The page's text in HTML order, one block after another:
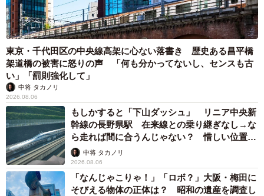
東京・千代田区の中央線高架に心ない落書き 歴史ある昌平橋
架道橋の被害に怒りの声 「何も分かってないし、センスも古
い」「罰則強化して」
中将 タカノリ
2026.08.06
もしかすると「下山ダッシュ」 リニア中央新
幹線の長野県駅 在来線との乗り継ぎなし→な
ら走れば間に合うんじゃない？ 惜しい位置関
係が反響
中将 タカノリ
2026.08.06
「なんじゃこりゃ！」「ロボ？」大阪・梅田に
そびえる物体の正体は？ 昭和の遺産を調査し